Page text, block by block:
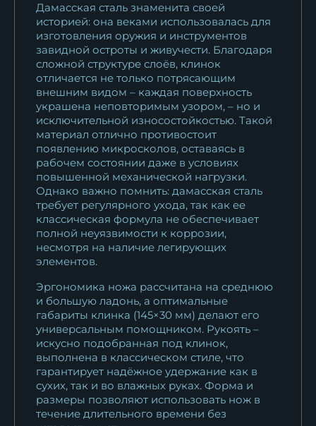
Дамасская сталь знаменита своей
историей: она веками использовалась для
изготовления оружия и инструментов
завидной остроты и живучести. Благодаря
сложной структуре слоёв, клинок
отличается не только потрясающим
внешним видом – каждая поверхность
украшена неповторимым узором, – но и
исключительной износостойкостью. Такой
материал отлично противостоит
появлению микросколов, оставаясь в
рабочем состоянии даже в условиях
повышенной механической нагрузки.
Однако важно помнить: дамасская сталь
требует регулярного ухода, так как ее
классическая формула не обеспечивает
полной неуязвимости к коррозии,
несмотря на наличие легирующих
элементов.
Эргономика ножа рассчитана на среднюю
и большую ладонь, а оптимальные
габариты клинка (145×30 мм) делают его
универсальным помощником. Рукоять –
искусно подобранная под клинок,
выполнена в классическом стиле, что
гарантирует надёжное удержание как в
сухих, так и во влажных руках. Форма и
размеры позволяют использовать нож в
течение длительного времени без